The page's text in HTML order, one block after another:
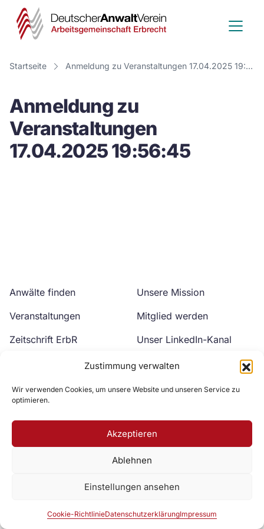
Zustimmung verwalten
Wir verwenden Cookies, um unsere Website und unseren Service zu
optimieren.
Akzeptieren
Ablehnen
Einstellungen ansehen
Cookie-RichtlinieDatenschutzerklärungImpressum
Deutscher
Anwalt
Verein
Startseite Anmeldung zu Veranstaltungen 17.04.2025 19:56:45
Anmeldung zu
Veranstaltungen
17.04.2025 19:56:45
Anwälte finden
Veranstaltungen
Zeitschrift ErbR
Unsere Mission
Mitglied werden
Unser LinkedIn-Kanal
Unser YouTube-Kanal
Zur DAV Webseite